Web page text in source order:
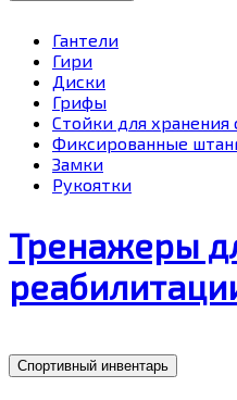
Гантели
Гири
Диски
Грифы
Стойки для хранения
Фиксированные
Замки
Рукоятки
Тренажеры
Спортивный инвентарь